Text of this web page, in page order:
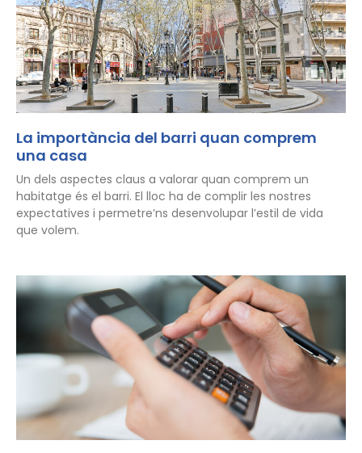
La importància del barri quan comprem
una casa
Un dels aspectes claus a valorar quan comprem un
habitatge és el barri. El lloc ha de complir les nostres
expectatives i permetre’ns desenvolupar l’estil de vida
que volem.